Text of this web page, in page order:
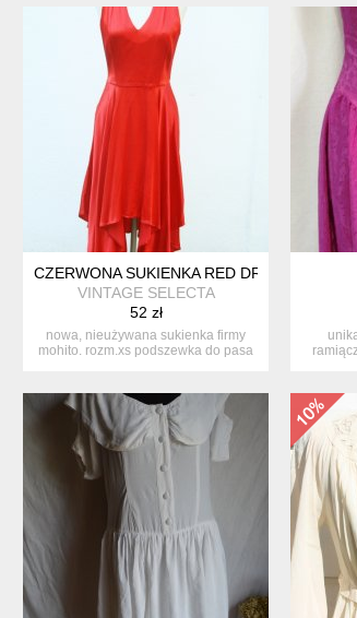
CZERWONA SUKIENKA RED DRESS 34
VINTAGE SELECTA
52 zł
nowa, nieużywana sukienka firmy
mohito. rozm.xs podszewka do pasa